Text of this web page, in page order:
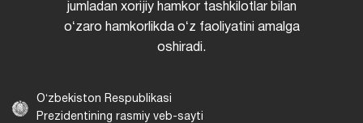
jumladan xorijiy hamkor tashkilotlar bilan
oʻzaro hamkorlikda oʻz faoliyatini amalga
oshiradi.
Oʻzbekiston Respublikasi
Prezidentining rasmiy veb-sayti